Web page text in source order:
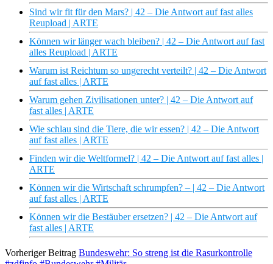
Sind wir fit für den Mars? | 42 – Die Antwort auf fast alles
Reupload | ARTE
Können wir länger wach bleiben? | 42 – Die Antwort auf fast
alles Reupload | ARTE
Warum ist Reichtum so ungerecht verteilt? | 42 – Die Antwort
auf fast alles | ARTE
Warum gehen Zivilisationen unter? | 42 – Die Antwort auf
fast alles | ARTE
Wie schlau sind die Tiere, die wir essen? | 42 – Die Antwort
auf fast alles | ARTE
Finden wir die Weltformel? | 42 – Die Antwort auf fast alles |
ARTE
Können wir die Wirtschaft schrumpfen? – | 42 – Die Antwort
auf fast alles | ARTE
Können wir die Bestäuber ersetzen? | 42 – Die Antwort auf
fast alles | ARTE
Vorheriger Beitrag Bundeswehr: So streng ist die Rasurkontrolle